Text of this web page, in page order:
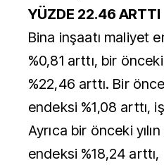
YÜZDE 22.46 ARTTI
Bina inşaatı maliyet
%0,81 arttı, bir önceki
%22,46 arttı. Bir
endeksi %1,08 arttı,
Ayrıca bir önceki
endeksi %18,24